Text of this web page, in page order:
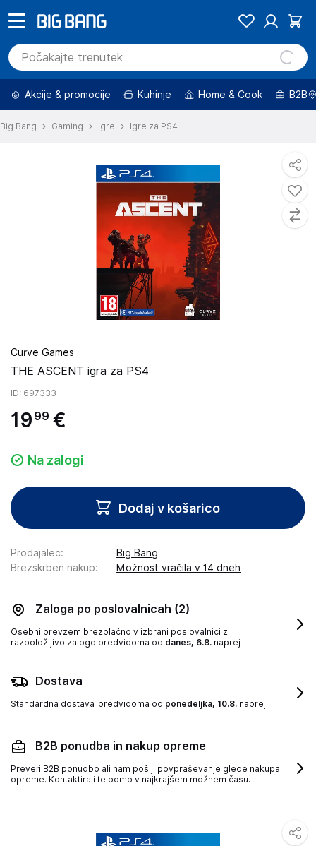
Akcije & promocije Kuhinje Home & Cook B2B
Big Bang Gaming Igre Igre za PS4
Curve Games
THE ASCENT igra za PS4
ID: 697333
19 99 €
Na zalogi
Dodaj v košarico
Prodajalec:
Big Bang
Brezskrben nakup: Možnost vračila v 14 dneh
Zaloga po poslovalnicah (2)
Osebni prevzem brezplačno v izbrani poslovalnici z
razpoložljivo zalogo predvidoma od danes, 6.8. naprej
Dostava
Standardna dostava predvidoma od ponedeljka, 10.8. naprej
B2B ponudba in nakup opreme
Preveri B2B ponudbo ali nam pošlji povpraševanje glede nakupa
opreme. Kontaktirali te bomo v najkrajšem možnem času.